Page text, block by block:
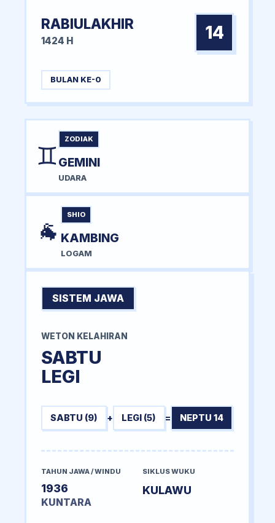
RABIULAKHIR
1424 H 14
BULAN KE-0
♊
ZODIAK
GEMINI
UDARA
🐐
SHIO
KAMBING
LOGAM
SISTEM JAWA
WETON KELAHIRAN
SABTU
LEGI
SABTU (9) + LEGI (5) = NEPTU 14
TAHUN JAWA / WINDU
1936
KUNTARA
SIKLUS WUKU
KULAWU